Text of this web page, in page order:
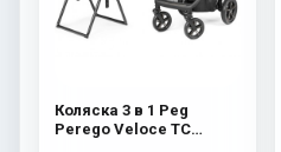
Коляска 3 в 1 Peg
Perego Veloce TC